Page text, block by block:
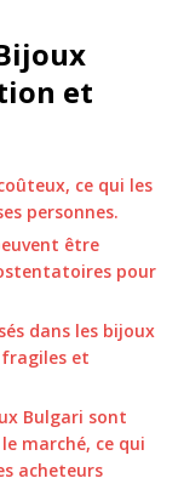
et
ce qui les
personnes.
être
pour
dans les bijoux
et
Bulgari sont
marché, ce qui
acheteurs